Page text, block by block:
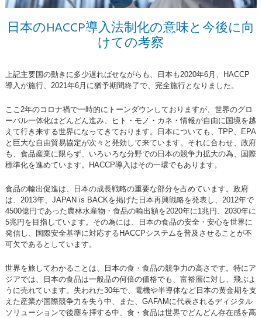
日本のHACCP導入法制化の意味と今後に向
けての考察
上記主要国の動きに多少遅ればせながらも、日本も2020年6月、HACCP
導入が施行、2021年6月に猶予期間終了で、完全施行となりました。
ここ2年のコロナ禍で一時的にトーンダウンしておりますが、世界のグロ
ーバル一体化はどんどん進み、ヒト・モノ・カネ・情報が自由に国境を越
えて行き来する世界になってきております。日本についても、TPP、EPA
と巨大な自由貿易協定が次々と発効して来ています。それに合わせ、政府
も、食品産業に限らず、いろいろな分野での日本の競争力拡大の為、国際
標準化を進めています。HACCP導入はその一環でもあります。
食品の輸出促進は、日本の成長戦略の重要な部分を占めています。政府
は、2013年、JAPAN is BACKを掲げた日本再興戦略を発表し、2012年で
4500億円であった農林水産物・食品の輸出額を2020年に1兆円、2030年に
5兆円を目指しています。その為には、日本の食品の安全・安心を世界に
発信し、国際安全基準に対応するHACCPシステムを普及させることが不
可欠であるとしています。
世界を旅してわかることは、日本の食・食品の競争力の高さです。特にア
ジアでは、日本の食品は一般品の何倍の価格でも、富裕層に対し、飛ぶよ
うに売れています。失われた30年で、電機や半導体など日本の黄金期を支
えた産業が国際競争力を失う中、また、GAFAMに代表されるディジタル
ソリューションで後塵を拝する中、食・食品は世界でどんどん存在感を高